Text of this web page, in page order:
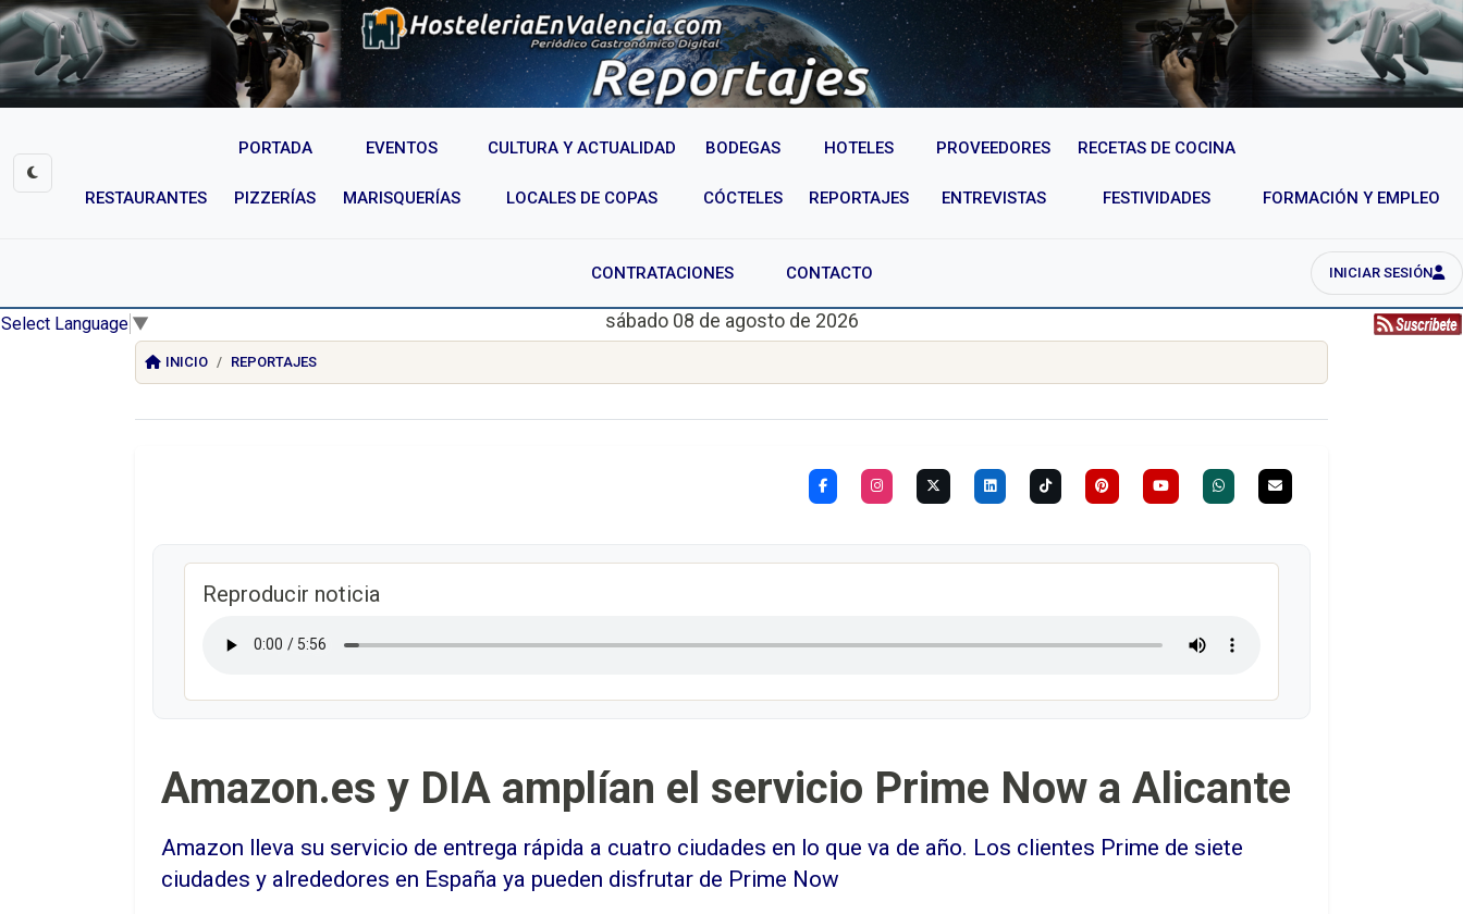
PORTADA EVENTOS CULTURA Y ACTUALIDAD BODEGAS HOTELES PROVEEDORES RECETAS DE COCINA
RESTAURANTES PIZZERÍAS MARISQUERÍAS LOCALES DE COPAS CÓCTELES REPORTAJES ENTREVISTAS FESTIVIDADES FORMACIÓN Y EMPLEO
CONTRATACIONES CONTACTO INICIAR SESIÓN
Select Language ▼ sábado 08 de agosto de 2026
INICIO REPORTAJES
Reproducir noticia
Amazon.es y DIA amplían el servicio Prime Now a Alicante
Amazon lleva su servicio de entrega rápida a cuatro ciudades en lo que va de año. Los clientes Prime de siete
ciudades y alrededores en España ya pueden disfrutar de Prime Now